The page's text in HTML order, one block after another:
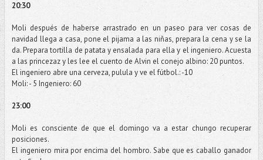
20:30
Moli después de haberse arrastrado en un paseo para ver cosas de
navidad llega a casa, pone el pijama a las niñas, prepara la cena y se la
da. Prepara tortilla de patata y ensalada para ella y el ingeniero. Acuesta
a las princezazy les lee el cuento de Alvin el conejo albino: 20 puntos.
El ingeniero abre una cerveza, pulula y ve elfútbol.: -10
Moli: - 5 Ingeniero: 60
23:00
Moli es consciente de que el domingo va a estar chungo recuperar
posiciones.
El ingeniero mira por encima del hombro. Sabe que es caballo ganador